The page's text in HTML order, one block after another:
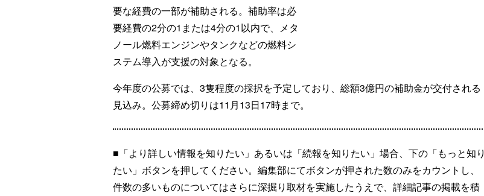
要な経費の一部が補助される。補助率は必
要経費の2分の1または4分の1以内で、メタ
ノール燃料エンジンやタンクなどの燃料シ
ステム導入が支援の対象となる。
今年度の公募では、3隻程度の採択を予定しており、総額3億円の補助金が交付される
見込み。公募締め切りは11月13日17時まで。
■「より詳しい情報を知りたい」あるいは「続報を知りたい」場合、下の「もっと知り
たい」ボタンを押してください。編集部にてボタンが押された数のみをカウントし、
件数の多いものについてはさらに深掘り取材を実施したうえで、詳細記事の掲載を積